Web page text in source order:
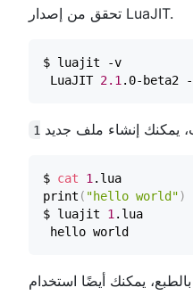
تحقق من إصدار LuaJIT.
LuaJIT 2.1 .0-beta2
يمكنك إنشاء ملف جديد
$ cat 1
print ( "hello world")
$ luajit 1